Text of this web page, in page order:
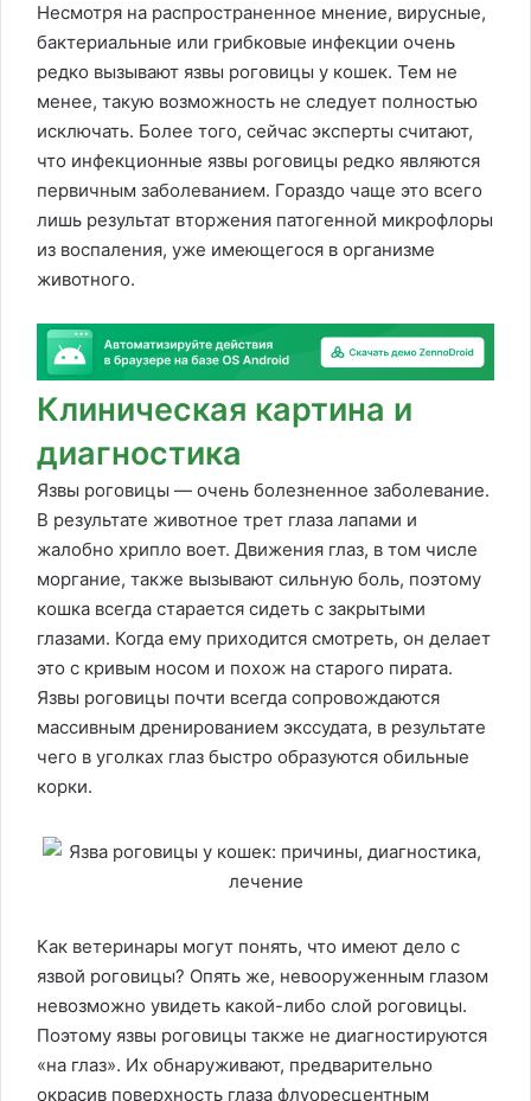
Несмотря на распространенное мнение, вирусные,
бактериальные или грибковые инфекции очень
редко вызывают язвы роговицы у кошек. Тем не
менее, такую возможность не следует полностью
исключать. Более того, сейчас эксперты считают,
что инфекционные язвы роговицы редко являются
первичным заболеванием. Гораздо чаще это всего
лишь результат вторжения патогенной микрофлоры
из воспаления, уже имеющегося в организме
животного.
Клиническая картина и
диагностика
Язвы роговицы — очень болезненное заболевание.
В результате животное трет глаза лапами и
жалобно хрипло воет. Движения глаз, в том числе
моргание, также вызывают сильную боль, поэтому
кошка всегда старается сидеть с закрытыми
глазами. Когда ему приходится смотреть, он делает
это с кривым носом и похож на старого пирата.
Язвы роговицы почти всегда сопровождаются
массивным дренированием экссудата, в результате
чего в уголках глаз быстро образуются обильные
корки.
Как ветеринары могут понять, что имеют дело с
язвой роговицы? Опять же, невооруженным глазом
невозможно увидеть какой-либо слой роговицы.
Поэтому язвы роговицы также не диагностируются
«на глаз». Их обнаруживают, предварительно
окрасив поверхность глаза флуоресцентным